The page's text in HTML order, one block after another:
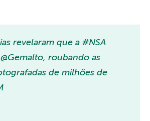
revelaram que a #NSA
roubando as
de milhões de